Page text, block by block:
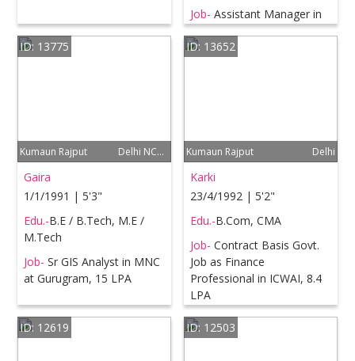
Job- Assistant Manager in
MNC at United Kingdom,
50 LPA
ID: 13775
Kumaun Rajput Delhi NCR, Haldwani
Gaira
1/1/1991 | 5'3"
Edu.-B.E / B.Tech, M.E /
M.Tech
Job- Sr GIS Analyst in MNC
at Gurugram, 15 LPA
ID: 13652
Kumaun Rajput Delhi
Karki
23/4/1992 | 5'2"
Edu.-B.Com, CMA
Job- Contract Basis Govt.
Job as Finance
Professional in ICWAI, 8.4
LPA
ID: 12619 ID: 12503